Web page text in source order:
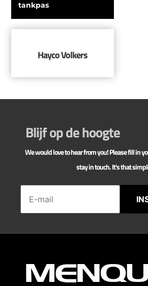
tankpas
Hayco Volkers
Blijf op de hoogte
We would love to hear from you! Please fill in
stay in touch. It's that